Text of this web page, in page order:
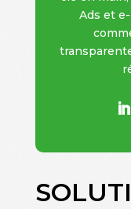
Ads et